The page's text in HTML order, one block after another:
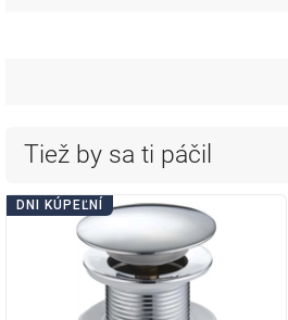
Tiež by sa ti páčil
DNI KÚPEĽNÍ